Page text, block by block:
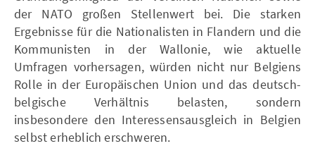
der NATO großen Stellenwert bei. Die starken
Ergebnisse für die Nationalisten in Flandern und die
Kommunisten in der Wallonie, wie aktuelle
Umfragen vorhersagen, würden nicht nur Belgiens
Rolle in der Europäischen Union und das deutsch-
belgische Verhältnis belasten, sondern
insbesondere den Interessensausgleich in Belgien
selbst erheblich erschweren.